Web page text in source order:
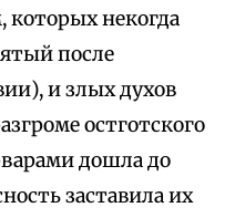
которых некогда
после
и злых духов
остготского
дошла до
заставила их